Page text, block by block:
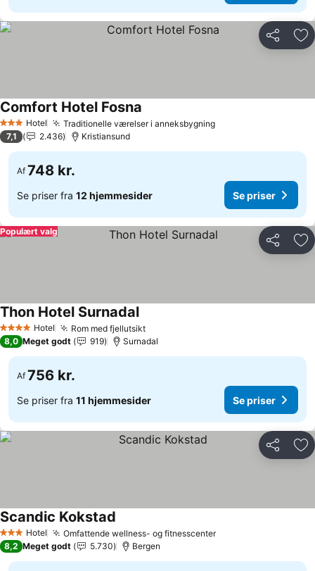
Del
3 StjernerHotel Traditionelle værelser i anneksbygningSe priser
Comfort Hotel Fosna
7,1 2.436 Kristiansund
Af 748 kr.
Se priser fra 12 hjemmesider Se priser
Del
Populært valg
4 StjernerHotel Rom med fjellutsiktSe priser
Thon Hotel SurnadalSe priser
8,0 Meget godt 919 Surnadal
Af 756 kr.
Se priser fra 11 hjemmesider Se priser
Del
3 StjernerHotel Omfattende wellness- og fitnesscenterSe priser
Scandic Kokstad
8,2 Meget godt 5.730 Bergen